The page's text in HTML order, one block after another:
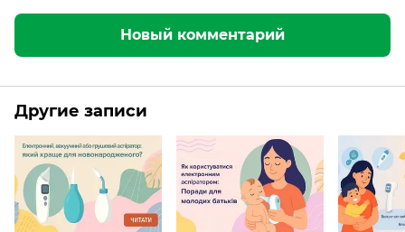
Новый комментарий
Другие записи